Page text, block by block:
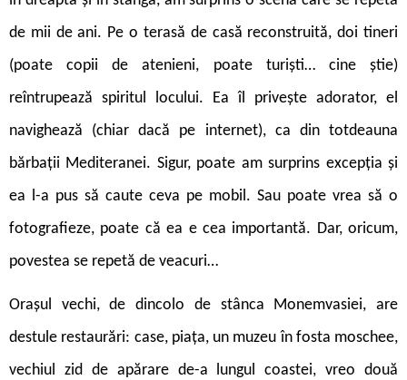
de mii de ani. Pe o terasă de casă reconstruită, doi tineri
(poate copii de atenieni, poate turiști… cine știe)
reîntrupează spiritul locului. Ea îl privește adorator, el
navighează (chiar dacă pe internet), ca din totdeauna
bărbații Mediteranei. Sigur, poate am surprins excepția și
ea l-a pus să caute ceva pe mobil. Sau poate vrea să o
fotografieze, poate că ea e cea importantă. Dar, oricum,
povestea se repetă de veacuri…
Orașul vechi, de dincolo de stânca Monemvasiei, are
destule restaurări: case, piața, un muzeu în fosta moschee,
vechiul zid de apărare de-a lungul coastei, vreo două